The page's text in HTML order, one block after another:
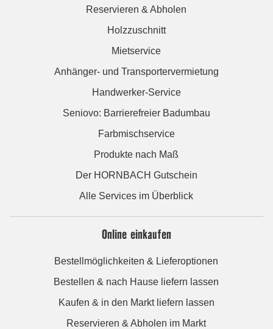
Reservieren & Abholen
Holzzuschnitt
Mietservice
Anhänger- und Transportervermietung
Handwerker-Service
Seniovo: Barrierefreier Badumbau
Farbmischservice
Produkte nach Maß
Der HORNBACH Gutschein
Alle Services im Überblick
Online einkaufen
Bestellmöglichkeiten & Lieferoptionen
Bestellen & nach Hause liefern lassen
Kaufen & in den Markt liefern lassen
Reservieren & Abholen im Markt